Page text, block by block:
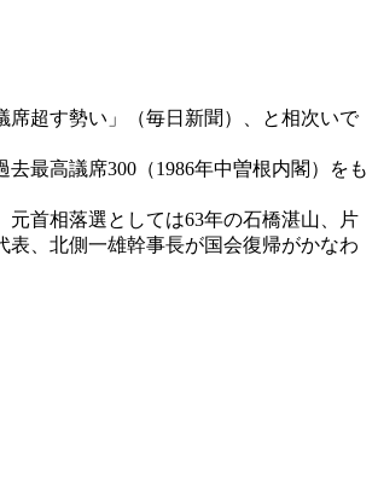
超す勢い」（毎日新聞）、と相次いで
最高議席300（1986年中曽根内閣）をも
首相落選としては63年の石橋湛山、片
、北側一雄幹事長が国会復帰がかなわ